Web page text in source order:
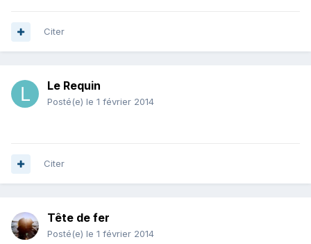
Citer
Le Requin
Posté(e) le 1 février 2014
Citer
Tête de fer
Posté(e) le 1 février 2014